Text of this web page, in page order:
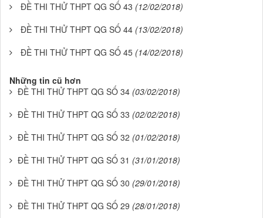
ĐỀ THI THỬ THPT QG SỐ 43 (12/02/2018)
ĐỀ THI THỬ THPT QG SỐ 44 (13/02/2018)
ĐỀ THI THỬ THPT QG SỐ 45 (14/02/2018)
Những tin cũ hơn
ĐỀ THI THỬ THPT QG SỐ 34 (03/02/2018)
ĐỀ THI THỬ THPT QG SỐ 33 (02/02/2018)
ĐỀ THI THỬ THPT QG SỐ 32 (01/02/2018)
ĐỀ THI THỬ THPT QG SỐ 31 (31/01/2018)
ĐỀ THI THỬ THPT QG SỐ 30 (29/01/2018)
ĐỀ THI THỬ THPT QG SỐ 29 (28/01/2018)